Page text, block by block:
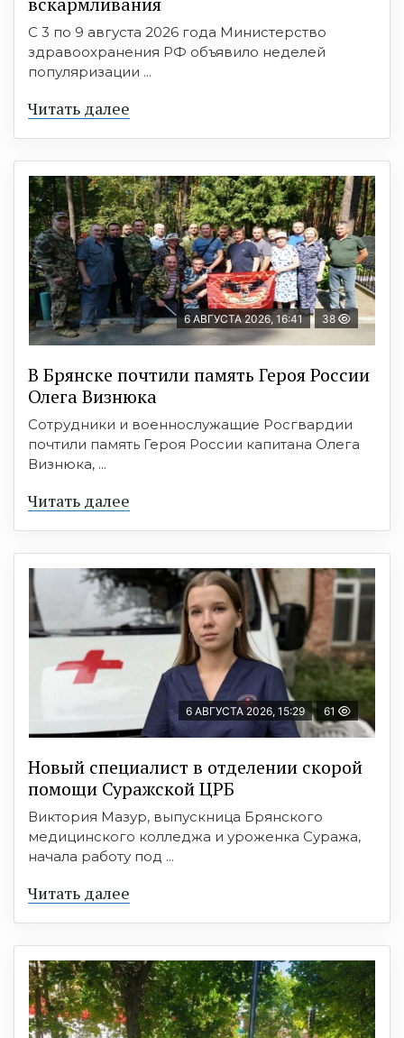
С 3 по 9 августа 2026 года Министерство
здравоохранения РФ объявило неделей
популяризации ...
Читать далее
6 АВГУСТА 2026, 16:41 38
В Брянске почтили память Героя России
Олега Визнюка
Сотрудники и военнослужащие Росгвардии
почтили память Героя России капитана Олега
Визнюка, ...
Читать далее
6 АВГУСТА 2026, 15:29 61
Новый специалист в отделении скорой
помощи Суражской ЦРБ
Виктория Мазур, выпускница Брянского
медицинского колледжа и уроженка Суража,
начала работу под ...
Читать далее